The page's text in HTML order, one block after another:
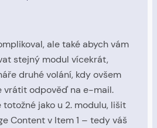
ale také abych vám
stejný modul vícekrát,
druhé volání, kdy ovšem
vrátit odpověď na e-mail.
jako u 2. modulu, lišit
Content v Item 1 – tedy váš